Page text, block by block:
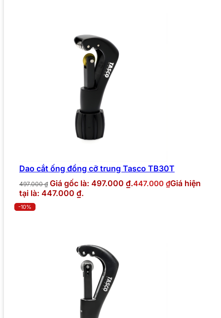
Dao cắt ống đồng cỡ trung Tasco TB30T
497.000₫ Giá gốc là: 497.000 ₫.447.000 ₫Giá hiện
tại là: 447.000 ₫.
-10%